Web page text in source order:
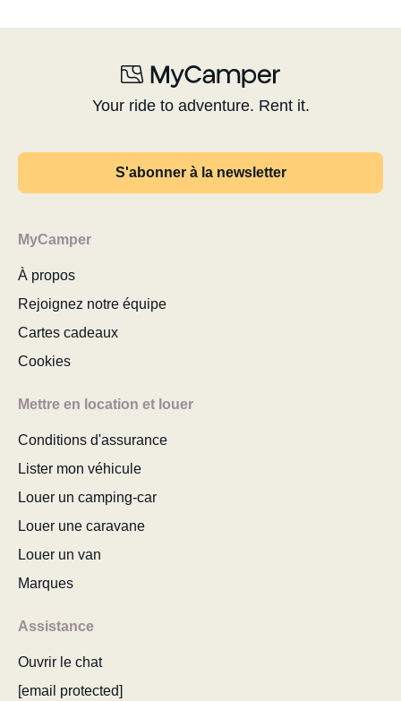
Your ride to adventure. Rent it.
S'abonner à la newsletter
MyCamper
À propos
Rejoignez notre équipe
Cartes cadeaux
Cookies
Mettre en location et louer
Conditions d'assurance
Lister mon véhicule
Louer un camping-car
Louer une caravane
Louer un van
Marques
Assistance
Ouvrir le chat
[email protected]